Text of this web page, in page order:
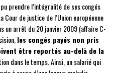
prendre l’intégralité de ses congés
Cour de justice de l’Union européenne
un arrêt du 20 janvier 2009 (affaire C-
les congés payés non pris
être reportés au-delà de la
dans le temps. Ainsi, un salarié qui